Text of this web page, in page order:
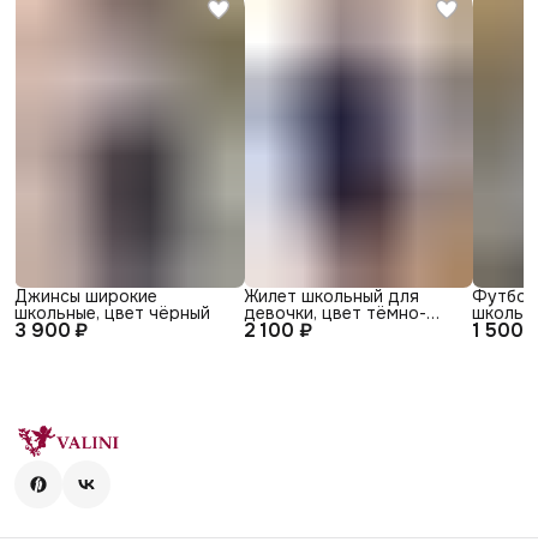
3 900 ₽
Джинсы широкие
школьные, цвет чёрный
2 100 ₽
Жилет школьный для
девочки, цвет тёмно-
синий 1 500